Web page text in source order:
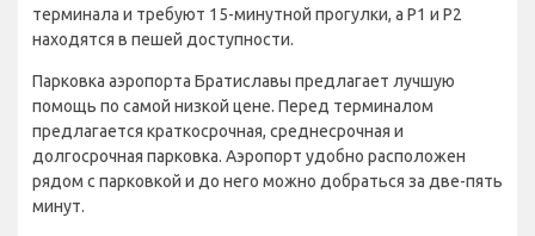
терминала и требуют 15-минутной прогулки, а P1 и P2
находятся в пешей доступности.
Парковка аэропорта Братиславы предлагает лучшую
помощь по самой низкой цене. Перед терминалом
предлагается краткосрочная, среднесрочная и
долгосрочная парковка. Аэропорт удобно расположен
рядом с парковкой и до него можно добраться за две-пять
минут.